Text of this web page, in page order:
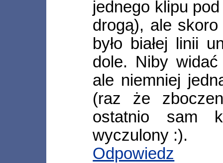
jednego klipu
drogą), ale
było białej linii
dole. Niby
ale niemniej
(raz że
ostatnio sam
wyczulony :).
Odpowiedz